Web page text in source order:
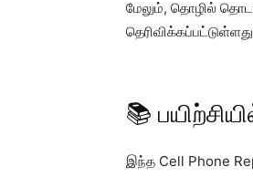
மேலும், தொழில்
📚
இந்த Cell Phone